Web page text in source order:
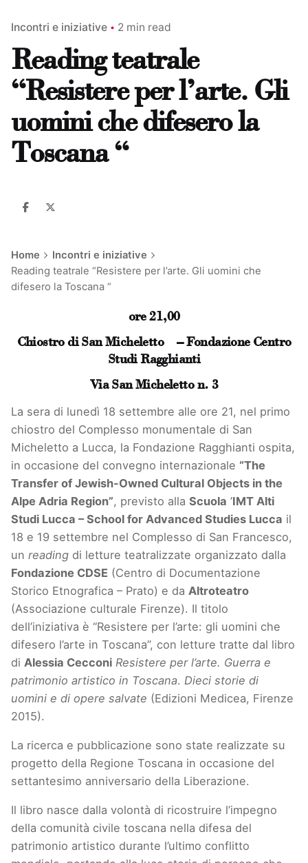
Incontri e iniziative 2 min read
Reading teatrale
“Resistere per l’arte. Gli
uomini che difesero la
Toscana “
Home
Incontri e iniziative
Reading teatrale “Resistere per l’arte. Gli uomini che
difesero la Toscana “
ore 21,00
Chiostro di San Micheletto – Fondazione Centro
Studi Ragghianti
Via San Micheletto n. 3
La sera di lunedì 18 settembre alle ore 21, nel primo
chiostro del Complesso monumentale di San
Micheletto a Lucca, la Fondazione Ragghianti ospita,
in occasione del convegno internazionale “The
Transfer of Jewish-Owned Cultural Objects in the
Alpe Adria Region”, previsto alla Scuola ’IMT Alti
Studi Lucca – School for Advanced Studies Lucca il
18 e 19 settembre nel Complesso di San Francesco,
un reading di letture teatralizzate organizzato dalla
Fondazione CDSE (Centro di Documentazione
Storico Etnografica – Prato) e da Altroteatro
(Associazione culturale Firenze). Il titolo
dell’iniziativa è “Resistere per l’arte: gli uomini che
difesero l’arte in Toscana”, con letture tratte dal libro
di Alessia Cecconi Resistere per l’arte. Guerra e
patrimonio artistico in Toscana. Dieci storie di
uomini e di opere salvate (Edizioni Medicea, Firenze
2015).
La ricerca e pubblicazione sono state realizzate su
progetto della Regione Toscana in occasione del
settantesimo anniversario della Liberazione.
Il libro nasce dalla volontà di ricostruire l’impegno
della comunità civile toscana nella difesa del
patrimonio artistico durante l’ultimo conflitto